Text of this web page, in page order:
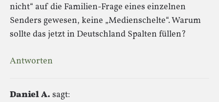
nicht“ auf die Familien-Frage eines einzelnen
Senders gewesen, keine „Medienschelte“. Warum
sollte das jetzt in Deutschland Spalten füllen?
Antworten
Daniel A. sagt: